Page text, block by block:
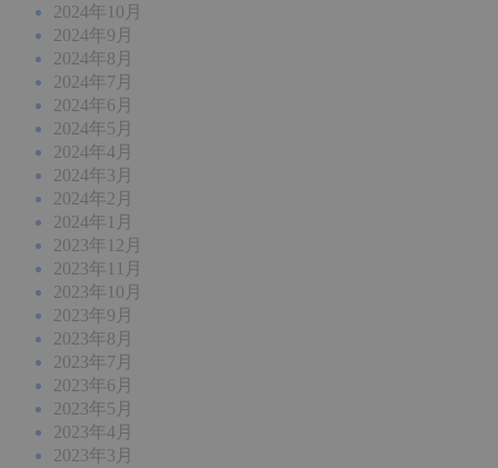
2024年10月
2024年9月
2024年8月
2024年7月
2024年6月
2024年5月
2024年4月
2024年3月
2024年2月
2024年1月
2023年12月
2023年11月
2023年10月
2023年9月
2023年8月
2023年7月
2023年6月
2023年5月
2023年4月
2023年3月